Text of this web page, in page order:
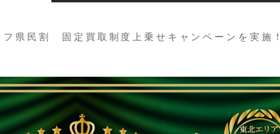
フ県民割 固定買取制度上乗せキャンペーンを実施！